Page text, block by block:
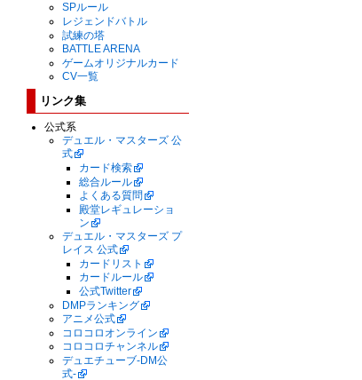
SPルール
レジェンドバトル
試練の塔
BATTLE ARENA
ゲームオリジナルカード
CV一覧
リンク集
公式系
デュエル・マスターズ 公
式
カード検索
総合ルール
よくある質問
殿堂レギュレーショ
ン
デュエル・マスターズ プ
レイス 公式
カードリスト
カードルール
公式Twitter
DMPランキング
アニメ公式
コロコロオンライン
コロコロチャンネル
デュエチューブ-DM公
式-